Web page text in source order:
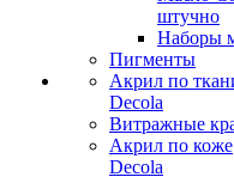
штучно
Наборы
Пигменты
Акрил по
Decola
Витражные
Акрил по коже
Decola